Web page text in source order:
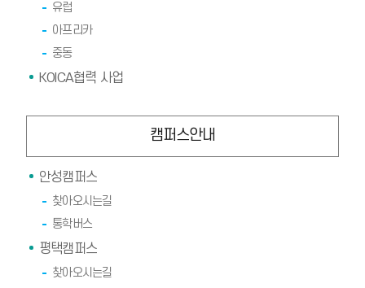
유럽
아프리카
중동
KOICA협력 사업
캠퍼스안내
안성캠퍼스
찾아오시는길
통학버스
평택캠퍼스
찾아오시는길